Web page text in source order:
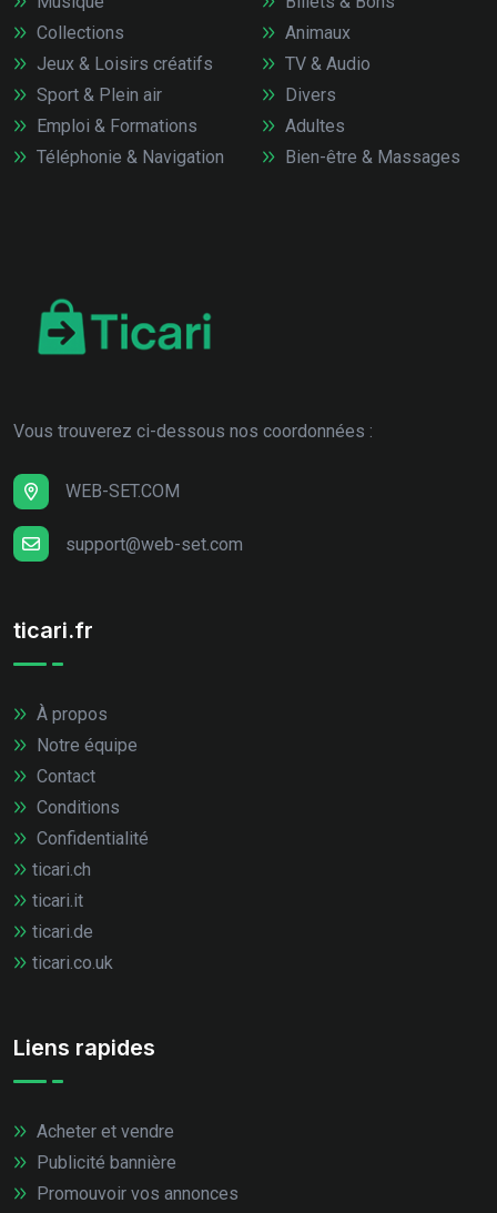
Collections
Jeux & Loisirs créatifs
Sport & Plein air
Emploi & Formations
Téléphonie & Navigation
Animaux
TV & Audio
Divers
Adultes
Bien-être & Massages
Vous trouverez ci-dessous nos coordonnées :
WEB-SET.COM
support@web-set.com
ticari.fr
À propos
Notre équipe
Contact
Conditions
Confidentialité
ticari.ch
ticari.it
ticari.de
ticari.co.uk
Liens rapides
Acheter et vendre
Publicité bannière
Promouvoir vos annonces